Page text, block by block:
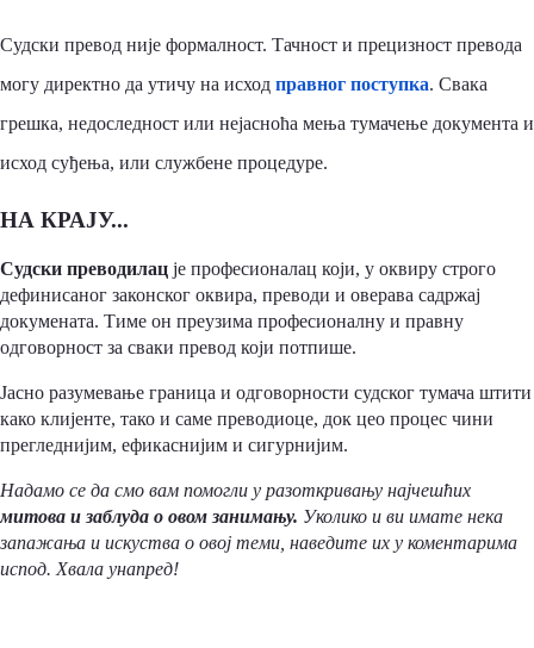
Судски превод није формалност. Тачност и прецизност превода
могу директно да утичу на исход правног поступка. Свака
грешка, недоследност или нејасноћа мења тумачење документа и
исход суђења, или службене процедуре.
НА КРАЈУ...
Судски преводилац је професионалац који, у оквиру строго
дефинисаног законског оквира, преводи и оверава садржај
докумената. Тиме он преузима професионалну и правну
одговорност за сваки превод који потпише.
Јасно разумевање граница и одговорности судског тумача штити
како клијенте, тако и саме преводиоце, док цео процес чини
прегледнијим, ефикаснијим и сигурнијим.
Надамо се да смо вам помогли у разоткривању најчешћих
митова и заблуда о овом занимању. Уколико и ви имате нека
запажања и искуства о овој теми, наведите их у коментарима
испод. Хвала унапред!